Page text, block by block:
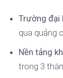
Trường đại
qua quảng
Nền tảng
trong 3